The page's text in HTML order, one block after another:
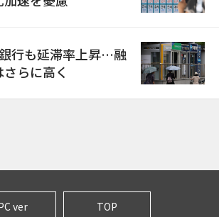
行も延滞率上昇…融
らに高く
ver TOP